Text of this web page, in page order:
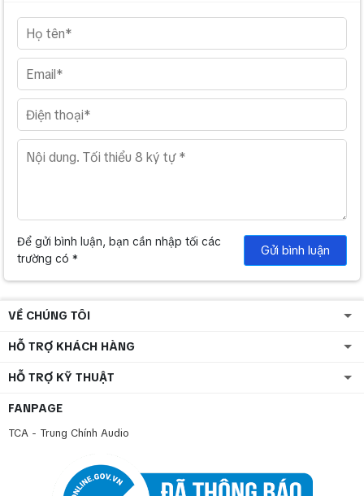
Để gửi bình luận, bạn cần nhập tối các
trường có *
Gửi bình luận
VỀ CHÚNG TÔI
HỖ TRỢ KHÁCH HÀNG
HỖ TRỢ KỸ THUẬT
FANPAGE
TCA - Trung Chính Audio